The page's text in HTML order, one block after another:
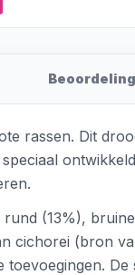
rassen. Dit
(13%),
cichorei (bron
De